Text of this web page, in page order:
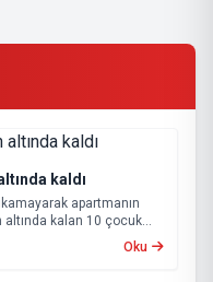
kaldı
apartmanın
kalan 10 çocuk
Oku